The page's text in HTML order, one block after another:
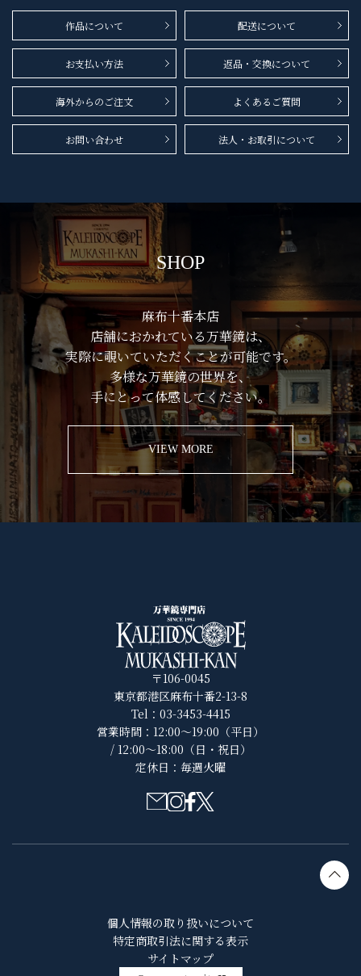
作品について 配送について
お支払い方法 返品・交換について
海外からのご注文 よくあるご質問
お問い合わせ 法人・お取引について
SHOP
麻布十番本店
店舗におかれている万華鏡は、
実際に覗いていただくことが可能です。
多様な万華鏡の世界を、
手にとって体感してください。
VIEW MORE
〒106-0045
東京都港区麻布十番2-13-8
Tel：03-3453-4415
営業時間：12:00～19:00（平日）
/ 12:00～18:00（日・祝日）
定休日：毎週火曜
個人情報の取り扱いについて
特定商取引法に関する表示
サイトマップ